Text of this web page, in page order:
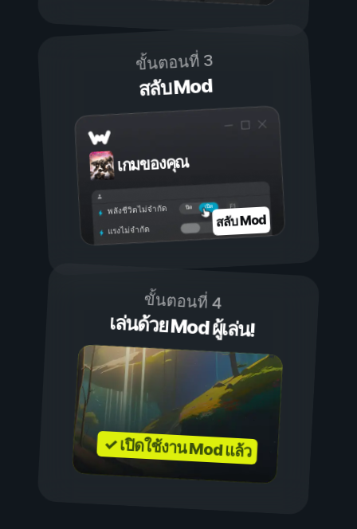
ขั้นตอนที่ 3
สลับ Mod
เกมของคุณ
เปิด
ปิด
พลังชีวิตไม่จำกัด
แรงไม่จำกัด สลับ Mod
ขั้นตอนที่ 4
เล่นด้วย Mod ผู้เล่น!
✓ เปิดใช้งาน Mod แล้ว